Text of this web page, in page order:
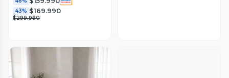
43% $169.990
$299.990